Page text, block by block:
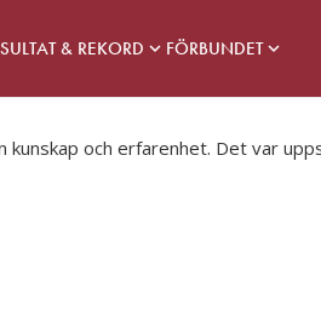
& REKORD FÖRBUNDET
och erfarenhet. Det var